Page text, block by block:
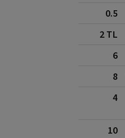
0.5
2 TL
6
8
4
10